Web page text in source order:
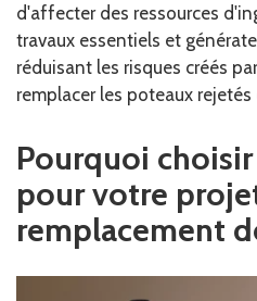
d'affecter des ressources
travaux essentiels et
réduisant les risques créés
remplacer les poteaux
Pourquoi
pour votre
remplacement